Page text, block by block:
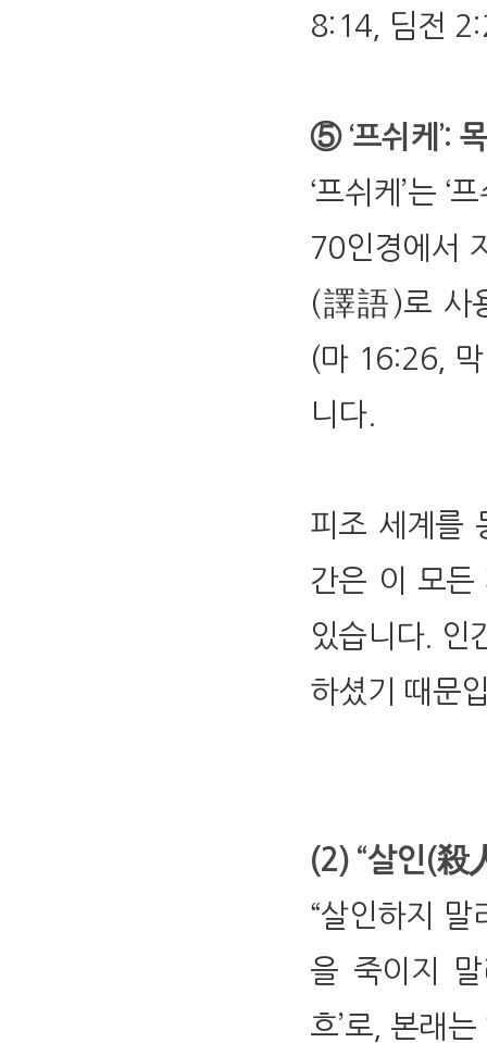
8:14, 딤전
⑤ ‘프쉬케’:
‘프쉬케’는 ‘
70인경에서
(譯語)로 사
(마 16:26,
니다.
피조 세계를
간은 이 모든
있습니다. 인
하셨기 때문
(2) “살인(
“살인하지 말
을 죽이지 말
흐’로, 본래